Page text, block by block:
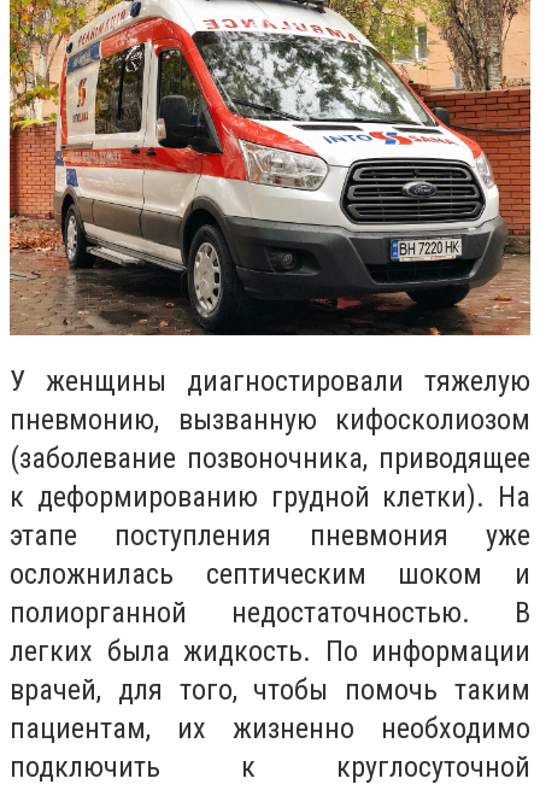
У женщины диагностировали тяжелую
пневмонию, вызванную кифосколиозом
(заболевание позвоночника, приводящее
к деформированию грудной клетки). На
этапе поступления пневмония уже
осложнилась септическим шоком и
полиорганной недостаточностью. В
легких была жидкость. По информации
врачей, для того, чтобы помочь таким
пациентам, их жизненно необходимо
подключить к круглосуточной